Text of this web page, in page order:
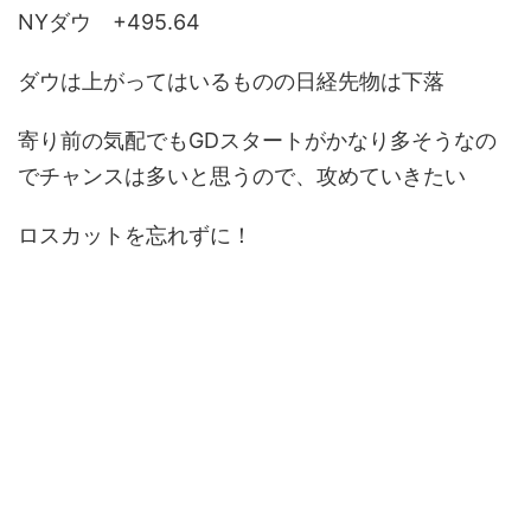
NYダウ +495.64
ダウは上がってはいるものの日経先物は下落
寄り前の気配でもGDスタートがかなり多そうなの
でチャンスは多いと思うので、攻めていきたい
ロスカットを忘れずに！